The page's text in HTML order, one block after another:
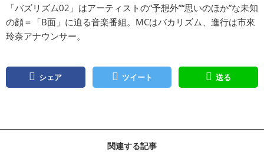
「バズリズム02」はアーティストの“予想外”“思いのほか”な未知
の顔＝「B面」に迫る音楽番組。MCはバカリズム、進行は市來
玲奈アナウンサー。
シェア ツイート 送る
関連する記事